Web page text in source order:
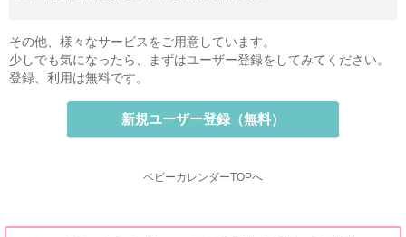
その他、様々なサービスをご用意しています。
少しでも気になったら、まずはユーザー登録をしてみてください。
登録、利用は無料です。
新規ユーザー登録（無料）
ベビーカレンダーTOPへ